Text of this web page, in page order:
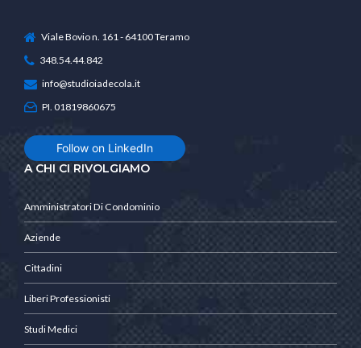
Viale Bovio n. 161 - 64100 Teramo
348.54.44.842
info@studioiadecola.it
PI. 01819860675
Follow on LinkedIn
A CHI CI RIVOLGIAMO
Amministratori Di Condominio
Aziende
Cittadini
Liberi Professionisti
Studi Medici